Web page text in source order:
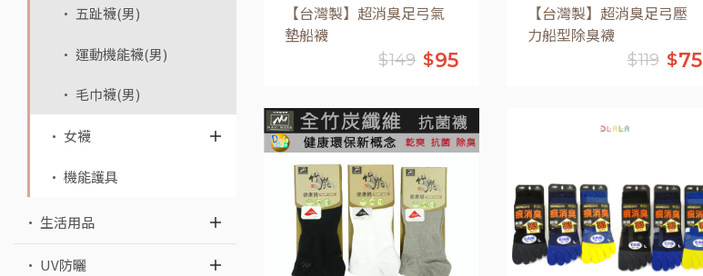
• 五趾襪(男)
• 運動機能襪(男)
• 毛巾襪(男)
• 女襪
• 機能護具
• 生活用品
• UV防曬
【台灣製】超消臭足弓氣
墊船襪
$149 $95
加入購物車
【台灣製】超消臭足弓壓
力船型除臭襪
$119 $75